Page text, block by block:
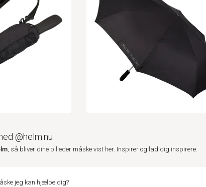
@helm.nu
, så bliver dine billeder måske vist her. Inspirer og lad dig inspirere.
jeg kan hjælpe dig?